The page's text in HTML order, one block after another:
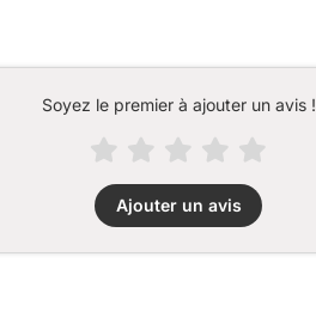
Soyez le premier à ajouter un avis !
Ajouter un avis